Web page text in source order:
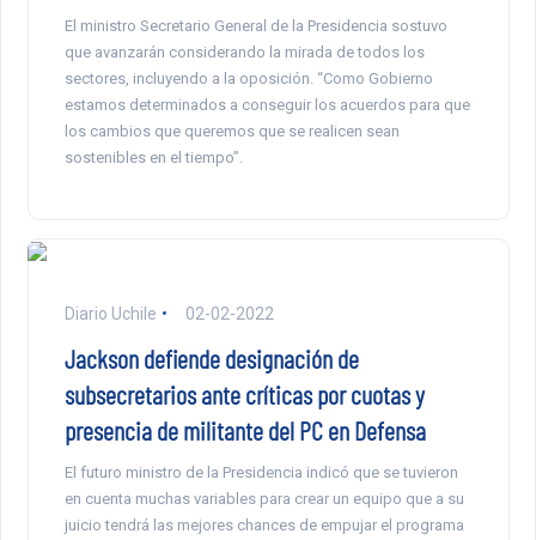
El ministro Secretario General de la Presidencia sostuvo
que avanzarán considerando la mirada de todos los
sectores, incluyendo a la oposición. “Como Gobierno
estamos determinados a conseguir los acuerdos para que
los cambios que queremos que se realicen sean
sostenibles en el tiempo”.
Diario Uchile 02-02-2022
Jackson defiende designación de
subsecretarios ante críticas por cuotas y
presencia de militante del PC en Defensa
El futuro ministro de la Presidencia indicó que se tuvieron
en cuenta muchas variables para crear un equipo que a su
juicio tendrá las mejores chances de empujar el programa